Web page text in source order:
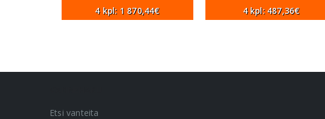
4 kpl: 1 870,44€ 4 kpl: 487,36€
Etsi vanteita